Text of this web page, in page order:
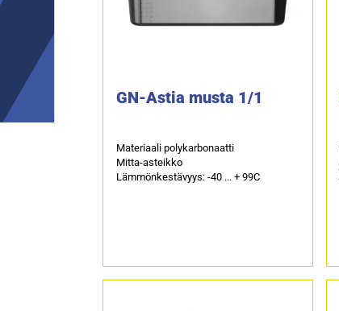
GN-Astia musta 1/1
Materiaali polykarbonaatti
Mitta-asteikko
Lämmönkestävyys: -40 ... + 99C